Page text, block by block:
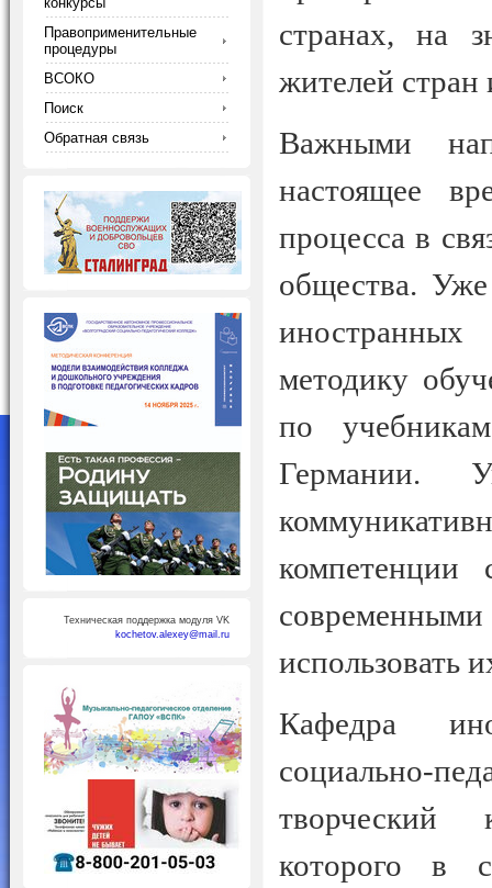
странах, на
жителей стран
Важными
настоящее
процесса в
общества. Уже
методику
по
Германии.
компетенции
использовать
Кафедра
социально-
творческий
которого в
Правоприменительные
процедуры
ВСОКО
Поиск
Обратная связь
Техническая поддержка модуля VK
kochetov.alexey@mail.ru